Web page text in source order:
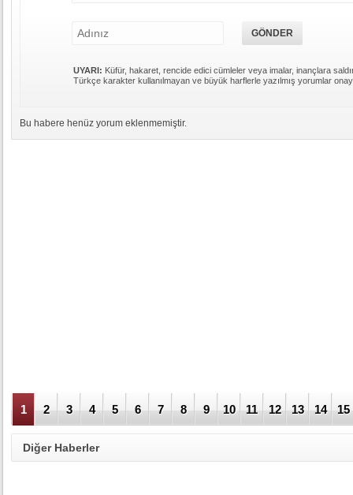
UYARI: Küfür, hakaret, rencide edici cümleler veya imalar, inançlara
Türkçe karakter kullanılmayan ve büyük harflerle yazılmış yorumlar
Bu habere henüz yorum eklenmemiştir.
1 2 3 4 5 6 7 8 9 10 11 12 13 14 15
Diğer Haberler